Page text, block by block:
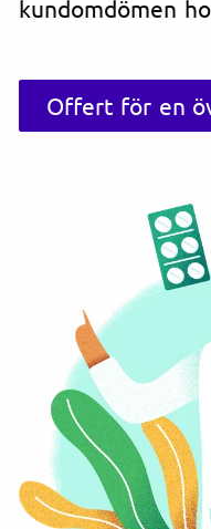
kundomdömen
Offert för en